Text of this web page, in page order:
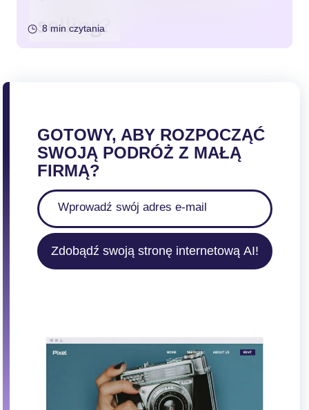
8 min czytania
GOTOWY, ABY ROZPOCZĄĆ
SWOJĄ PODRÓŻ Z MAŁĄ
FIRMĄ?
Zdobądź swoją stronę internetową AI!